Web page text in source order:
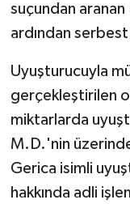
suçundan
ardından serbest
Uyuşturucuyla
gerçekleştirilen
miktarlarda
M.D.'nin
Gerica isimli
hakkında adli